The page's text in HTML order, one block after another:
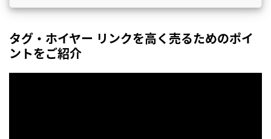
タグ・ホイヤー リンクを高く売るためのポイ
ントをご紹介